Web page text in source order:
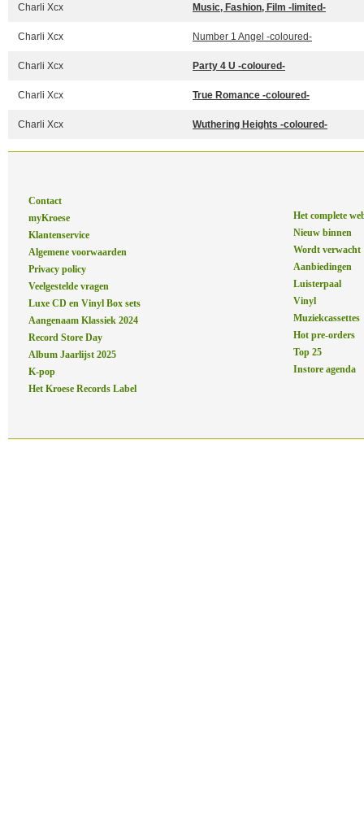
Charli Xcx Music, Fashion, Film -limited-
Charli Xcx Number 1 Angel -coloured-
Charli Xcx Party 4 U -coloured-
Charli Xcx True Romance -coloured-
Charli Xcx Wuthering Heights -coloured-
Contact
myKroese
Klantenservice
Algemene voorwaarden
Privacy policy
Veelgestelde vragen
Luxe CD en Vinyl Box sets
Aangenaam Klassiek 2024
Record Store Day
Album Jaarlijst 2025
K-pop
Het Kroese Records Label
Het complete
Nieuw binnen
Wordt verwacht
Aanbiedingen
Luisterpaal
Vinyl
Muziekcassettes
Hot pre-orders
Top 25
Instore agenda